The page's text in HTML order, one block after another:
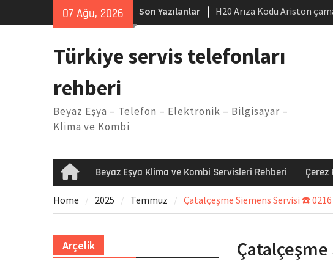
07 Ağu, 2026 Son Yazılanlar
H20 Arıza Kodu Ariston
makinesi Sorunu
Arçelik buzdolabı F5 Hatası
Ferroli klima E3 Arızası
Türkiye servis telefonları
rehberi
Beyaz Eşya – Telefon – Elektronik – Bilgisayar –
Klima ve Kombi
HomeBeyaz Eşya Klima ve Kombi Servisleri Rehberi Çerez
Home 2025 Temmuz Çatalçeşme Siemens Servisi ☎️ 0216
Arçelik